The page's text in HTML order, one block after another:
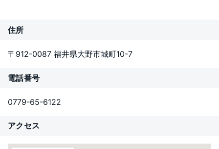
住所
〒912-0087 福井県大野市城町10-7
電話番号
0779-65-6122
アクセス